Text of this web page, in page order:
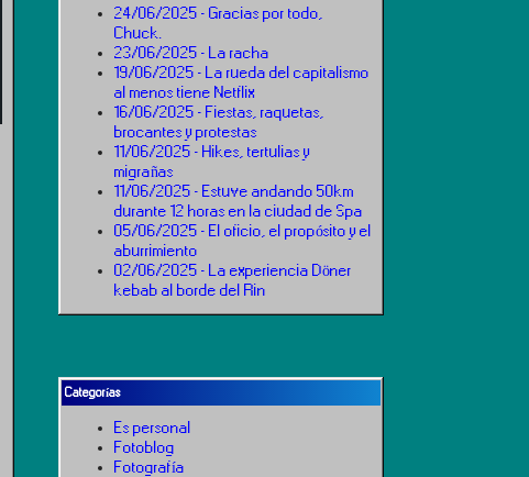
24/06/2025 - Gracias por todo,
Chuck.
23/06/2025 - La racha
19/06/2025 - La rueda del capitalismo
al menos tiene Netflix
16/06/2025 - Fiestas, raquetas,
brocantes y protestas
11/06/2025 - Hikes, tertulias y
migrañas
11/06/2025 - Estuve andando 50km
durante 12 horas en la ciudad de Spa
05/06/2025 - El oficio, el propósito y el
aburrimiento
02/06/2025 - La experiencia Döner
kebab al borde del Rin
Categorías
Es personal
Fotoblog
Fotografía